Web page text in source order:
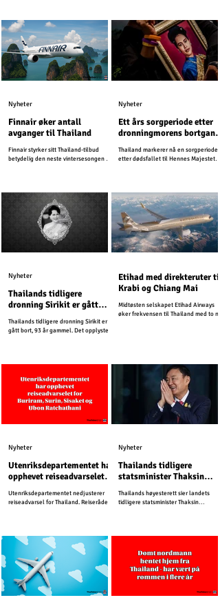
papirskjemaet TM6 og forenkler
immigrasjonsprosessen.
Finnair øker antall
avganger til Thailand
Finnair styrker sitt Thailand-tilbud
betydelig den neste vintersesongen og
Nyheter
Ett års sorgperiode etter
dronningmorens bortgang
som normalt
Thailand markerer nå en sorgperiode
etter dødsfallet til Hennes Majestet
Nyheter
Thailands tidligere
dronning Sirikit er gått
Thailands tidligere dronning Sirikit er
gått bort, 93 år gammel. Det opplyste
Nyheter
Etihad med direkteruter til
Krabi og Chiang Mai
Midtøsten selskapet Etihad Airways
øker frekvensen til Thailand med to
Utenriksdepartementet har
opphevet reiseadvarselet
og Ubon Ratchathani
Utenriksdepartementet nedjusterer
reiseadvarsel for Thailand. Reiserådet
Nyheter
Thailands tidligere
statsminister Thaksin
i fengsel
Thailands høyesterett sier landets
tidligere statsminister Thaksin
Nyheter